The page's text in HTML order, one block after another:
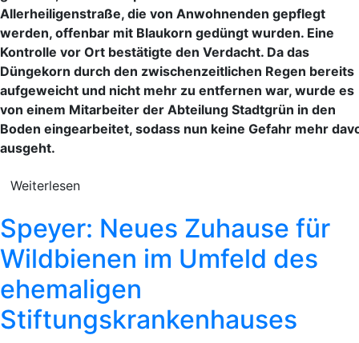
Allerheiligenstraße, die von Anwohnenden gepflegt
werden, offenbar mit Blaukorn gedüngt wurden. Eine
Kontrolle vor Ort bestätigte den Verdacht. Da das
Düngekorn durch den zwischenzeitlichen Regen bereits
aufgeweicht und nicht mehr zu entfernen war, wurde es
von einem Mitarbeiter der Abteilung Stadtgrün in den
Boden eingearbeitet, sodass nun keine Gefahr mehr
ausgeht.
Weiterlesen
Speyer: Neues Zuhause für
Wildbienen im Umfeld des
ehemaligen
Stiftungskrankenhauses